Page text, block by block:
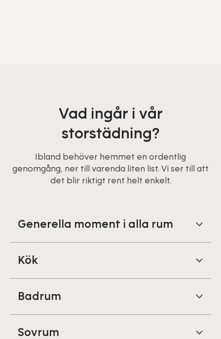
Vad ingår i vår
storstädning?
Ibland behöver hemmet en ordentlig
genomgång, ner till varenda liten list. Vi ser till att
det blir riktigt rent helt enkelt.
Generella moment i alla rum
Kök
Badrum
Sovrum